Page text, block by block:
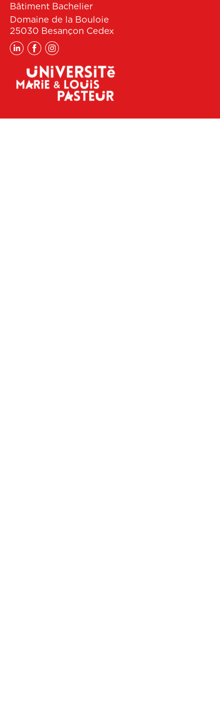
Bâtiment Bachelier
Domaine de la Bouloie
25030 Besançon Cedex
LinkedinFacebook
Instagram